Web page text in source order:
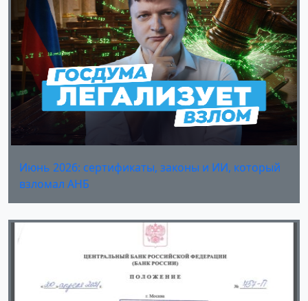
Июнь 2026: сертификаты, законы и ИИ, который
взломал АНБ